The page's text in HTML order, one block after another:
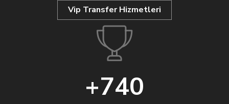
Vip Transfer Hizmetleri
+740